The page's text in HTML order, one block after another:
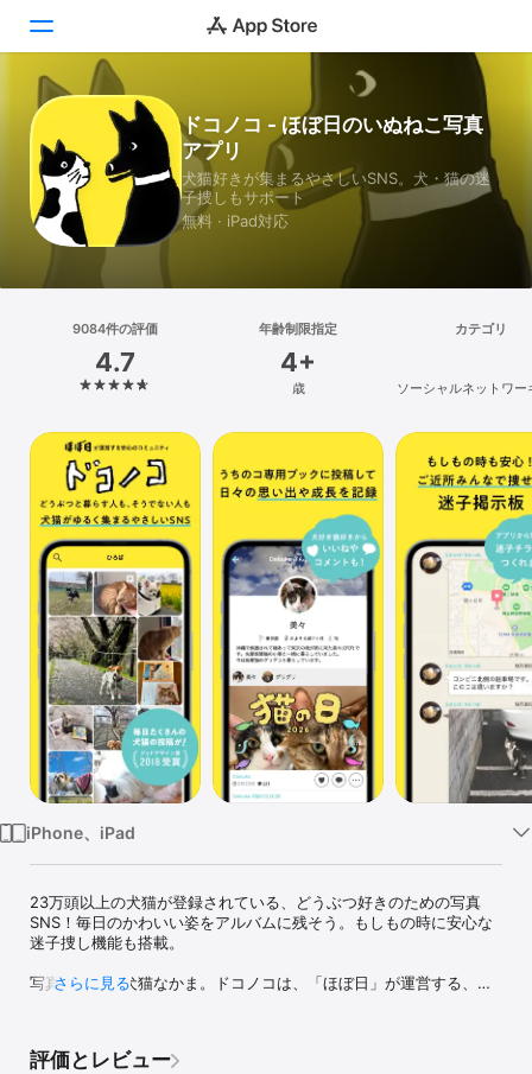
Today
ゲーム
アプリ
検索
プラットフォーム
iPhone
iPad
Mac
Vision
Watch
TV
ドコノコ - ほぼ日のいぬねこ写真
アプリ
犬猫好きが集まるやさしいSNS。犬・猫の迷
子捜しもサポート
無料 · iPad対応
9084件の評価
4.7
年齢制限指定
4+
歳
カテゴリ
ソーシャルネットワー
iPhone、iPad
23万頭以上の犬猫が登録されている、どうぶつ好きのための写真
SNS！毎日のかわいい姿をアルバムに残そう。もしもの時に安心な
迷子捜し機能も搭載。
写真で広がる犬猫なかま。ドコノコは、「ほぼ日」が運営する、犬
ようこそ！
さらに見る
評価とレビュー